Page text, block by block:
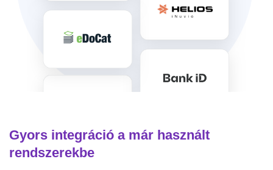
Gyors integráció a már használt
rendszerekbe